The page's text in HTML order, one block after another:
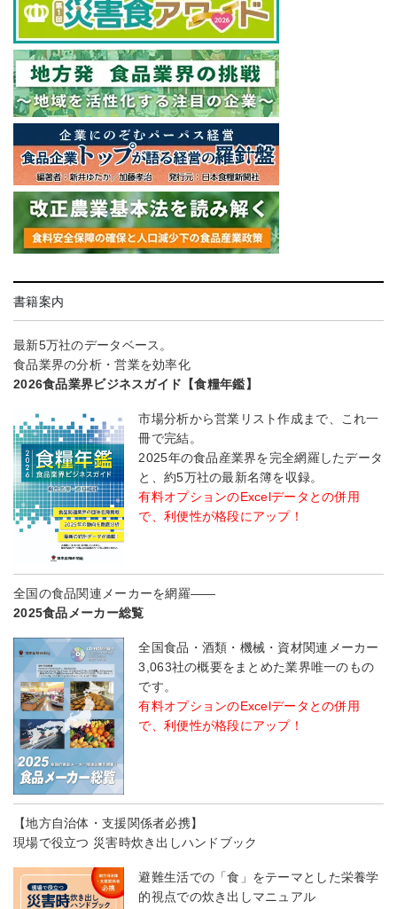
書籍案内
最新5万社のデータベース。
食品業界の分析・営業を効率化
2026食品業界ビジネスガイド【食糧年鑑】
市場分析から営業リスト作成まで、これ一
冊で完結。
2025年の食品産業界を完全網羅したデータ
と、約5万社の最新名簿を収録。
有料オプションのExcelデータとの併用
で、利便性が格段にアップ！
全国の食品関連メーカーを網羅――
2025食品メーカー総覧
全国食品・酒類・機械・資材関連メーカー
3,063社の概要をまとめた業界唯一のもの
です。
有料オプションのExcelデータとの併用
で、利便性が格段にアップ！
【地方自治体・支援関係者必携】
現場で役立つ 災害時炊き出しハンドブック
避難生活での「食」をテーマとした栄養学
的視点での炊き出しマニュアル